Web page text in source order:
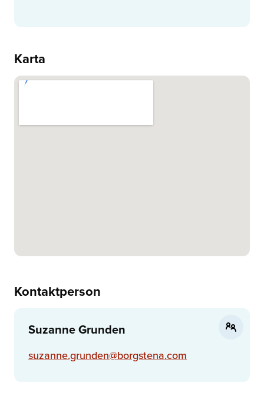
Karta
Kontaktperson
Suzanne Grunden
suzanne.grunden@borgstena.com